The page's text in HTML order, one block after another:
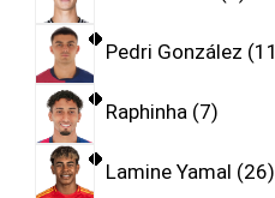
Pedri González 11
Raphinha 7
Lamine Yamal 26